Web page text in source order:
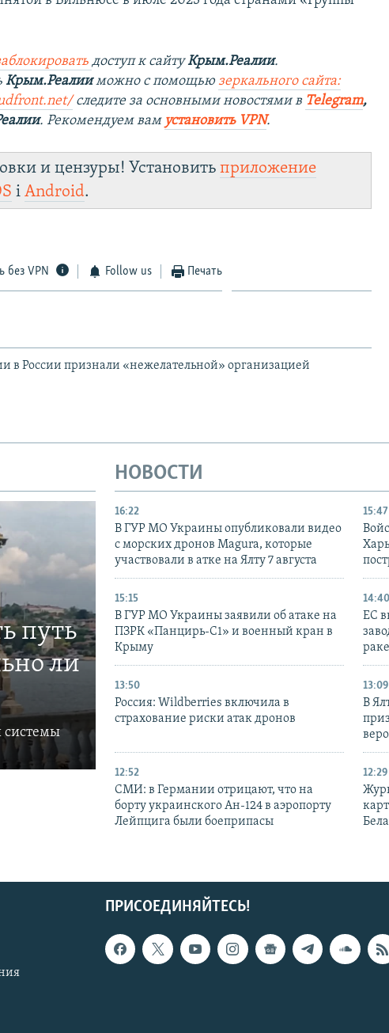
доступ к сайтуКрым.Реалии.
Крым.Реалииможно с помощьюзеркального сайта:
следите за основными новостями в Telegram,
. Рекомендуем вам установить VPN.
и цензуры! Установитьприложение
іAndroid.
без VPN Follow us Печать
в России признали «нежелательной» организацией
путь
ли
системы
НОВОСТИ
16:22
В ГУР МО Украины опубликовали видео
с морских дронов Magura, которые
участвовали в атке на Ялту 7 августа
15:47
15:15
В ГУР МО Украины заявили об атаке на
ПЗРК «Панцирь-С1» и военный кран в
Крыму
14:40
ЕС
13:50
Россия: Wildberries включила в
страхование риски атак дронов
13:09
В
12:52
СМИ: в Германии отрицают, что на
борту украинского Ан-124 в аэропорту
Лейпцига были боеприпасы
12:29
ПРИСОЕДИНЯЙТЕСЬ!